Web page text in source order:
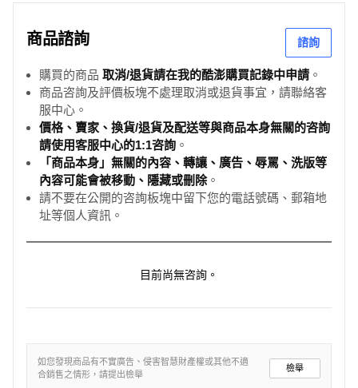
商品諮詢 諮詢
購買的商品 取消/退貨請在我的酷澎購買記錄中申請 。
商品咨詢及評價板塊不處理取消或退貨事宜，請聯絡客
服中心。
價格、賣家、換貨/退貨及配送等與商品本身無關的咨詢
請使用客服中心的1:1咨詢 。
「商品本身」無關的內容、轉讓、廣告、辱罵、洗版等
內容可能會被移動、隱藏或刪除。
請不要在公開的咨詢板塊中留下您的電話號碼、郵箱地
址等個人資訊。
目前尚無咨詢。
如您發現商品有不實廣告、侵害智慧財產權或其他不適
合銷售之情形，請提出檢舉
檢舉